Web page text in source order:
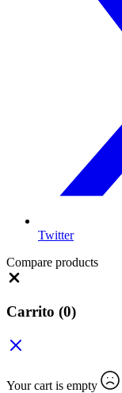
Twitter
Compare products
Carrito (0)
Your cart is empty